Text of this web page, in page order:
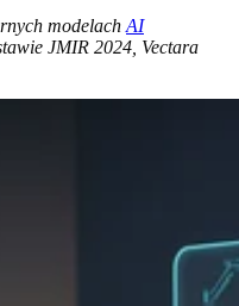
modelach AI
JMIR 2024, Vectara